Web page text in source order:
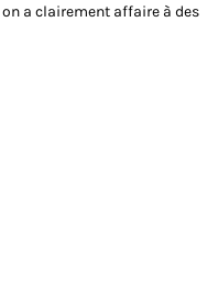
a clairement affaire à des